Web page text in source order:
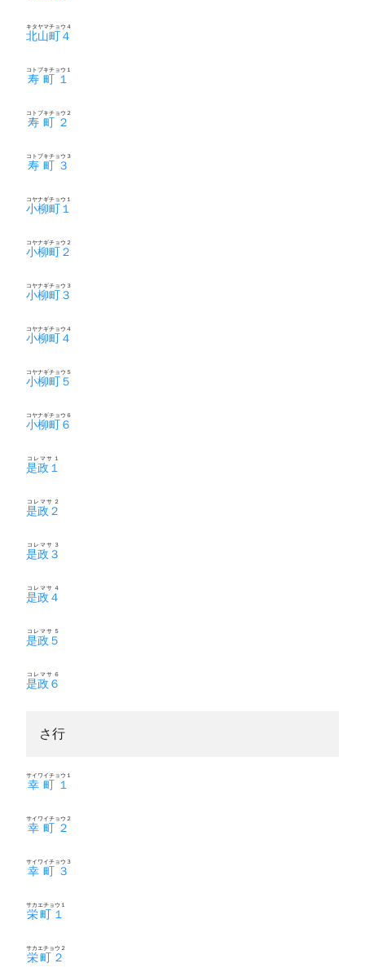
北山町４
キタヤマチョウ４
寿町１
コトブキチョウ１
寿町２
コトブキチョウ２
寿町３
コトブキチョウ３
小柳町１
コヤナギチョウ１
小柳町２
コヤナギチョウ２
小柳町３
コヤナギチョウ３
小柳町４
コヤナギチョウ４
小柳町５
コヤナギチョウ５
小柳町６
コヤナギチョウ６
是政１
コレマサ１
是政２
コレマサ２
是政３
コレマサ３
是政４
コレマサ４
是政５
コレマサ５
是政６
コレマサ６
さ行
幸町１
サイワイチョウ１
幸町２
サイワイチョウ２
幸町３
サイワイチョウ３
栄町１
サカエチョウ１
栄町２
サカエチョウ２